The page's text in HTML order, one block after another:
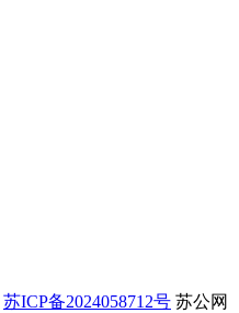
苏ICP备2024058712号 苏公网